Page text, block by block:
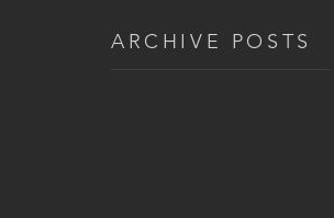
ARCHIVE POSTS